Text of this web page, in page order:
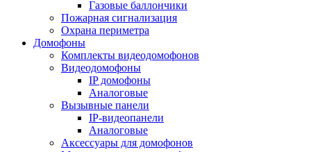
Газовые баллончики
Пожарная сигнализация
Охрана периметра
Домофоны
Комплекты видеодомофонов
Видеодомофоны
IP домофоны
Аналоговые
Вызывные панели
IP-видеопанели
Аналоговые
Аксессуары для домофонов